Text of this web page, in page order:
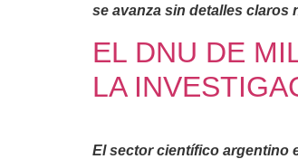
se avanza sin detalles claros
EL DNU DE
LA
El sector científico argentino